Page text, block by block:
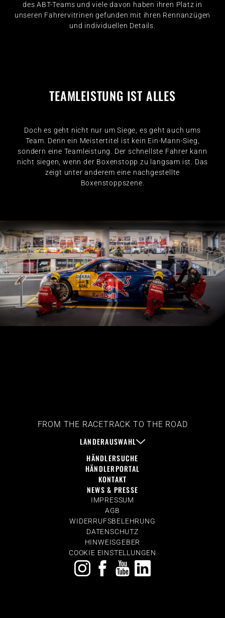
des ABT-Teams und viele davon haben ihren Platz in
unseren Fahrervitrinen gefunden mit ihren Rennanzügen
und individuellen Details.
TEAMLEISTUNG IST ALLES
Doch es geht nicht nur um Siege, es geht auch ums
Team. Denn ein Meistertitel ist kein Ein-Mann-Sieg,
sondern eine Teamleistung. Der schnellste Fahrer kann
nicht siegen, wenn der Boxenstopp zu langsam ist. Das
zeigt unter anderem eine nachgestellte
Boxenstoppszene.
FROM THE RACETRACK TO THE ROAD
LÄNDERAUSWAHL
HÄNDLERSUCHE
HÄNDLERPORTAL
KONTAKT
NEWS & PRESSE
IMPRESSUM
AGB
WIDERRUFSBELEHRUNG
DATENSCHUTZ
HINWEISGEBER
COOKIE EINSTELLUNGEN